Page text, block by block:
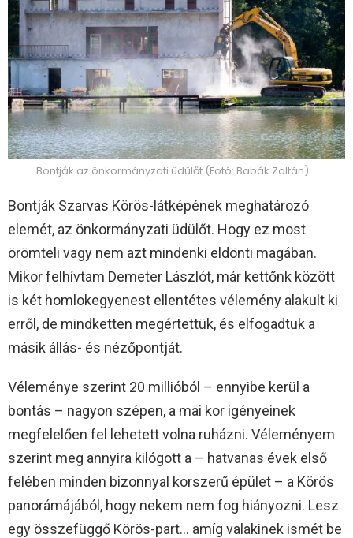
Bontják az önkormányzati üdülőt (Fotó: Babák Zoltán)
Bontják Szarvas Körös-látképének meghatározó
elemét, az önkormányzati üdülőt. Hogy ez most
örömteli vagy nem azt mindenki eldönti magában.
Mikor felhívtam Demeter Lászlót, már kettőnk között
is két homlokegyenest ellentétes vélemény alakult ki
erről, de mindketten megértettük, és elfogadtuk a
másik állás- és nézőpontját.
Véleménye szerint 20 millióból – ennyibe kerül a
bontás – nagyon szépen, a mai kor igényeinek
megfelelően fel lehetett volna ruházni. Véleményem
szerint meg annyira kilógott a – hatvanas évek első
felében minden bizonnyal korszerű épület – a Körös
panorámájából, hogy nekem nem fog hiányozni. Lesz
egy összefüggő Körös-part… amíg valakinek ismét be